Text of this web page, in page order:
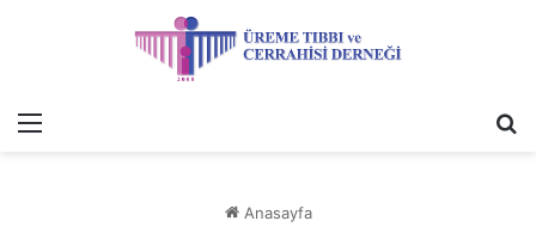
Menü
Anasayfa